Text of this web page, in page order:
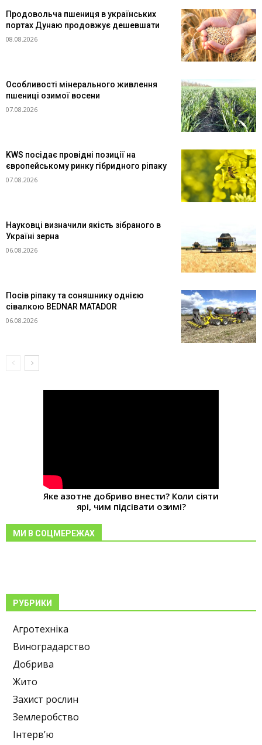
Продовольча пшениця в українських
портах Дунаю продовжує дешевшати
08.08.2026
Особливості мінерального живлення
пшениці озимої восени
07.08.2026
KWS посідає провідні позиції на
європейському ринку гібридного ріпаку
07.08.2026
Науковці визначили якість зібраного в
Україні зерна
06.08.2026
Посів ріпаку та соняшнику однією
сівалкою BEDNAR MATADOR
06.08.2026
Яке азотне добриво внести? Коли сіяти
ярі, чим підсівати озимі?
МИ В СОЦМЕРЕЖАХ
РУБРИКИ
Агротехніка
Виноградарство
Добрива
Жито
Захист рослин
Землеробство
Інтерв’ю